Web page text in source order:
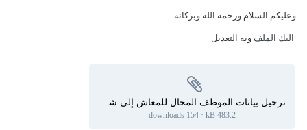
وعليكم السلام ورحمة الله وبركانه
اليك الملف وبه التعديل
ترحيل بيانات الموظف المحال للمعاش إلى شيت آخر وحذفه من قاعدة البيانات 5.xlsb
483.2 kB
·
154 downloads